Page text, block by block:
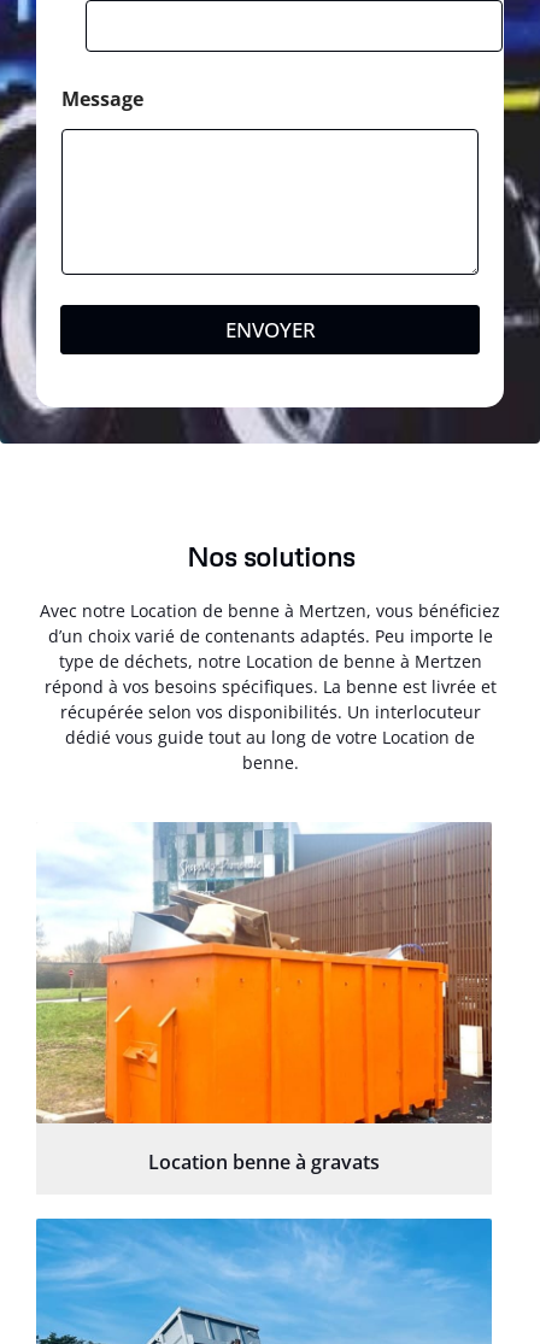
Message
ENVOYER
Nos solutions
Avec notre Location de benne à Mertzen, vous bénéficiez
d’un choix varié de contenants adaptés. Peu importe le
type de déchets, notre Location de benne à Mertzen
répond à vos besoins spécifiques. La benne est livrée et
récupérée selon vos disponibilités. Un interlocuteur
dédié vous guide tout au long de votre Location de
benne.
Location benne à gravats